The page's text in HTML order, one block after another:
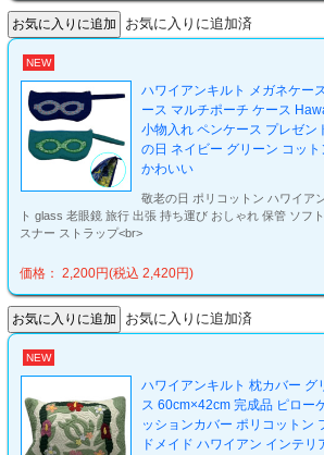
お気に入りに追加済
NEW
ハワイアンキルト メガネケー
ース マルチポーチ ケース
小物入れ ペンケース プレゼン
の日 ネイビー グリーン コッ
かわいい
敬老の日 ポリコットン ハワイア
ト glass 老眼鏡 旅行 出張 持ち運び おしゃれ 保管 ソフ
スナー ストラップ<br>
価格： 2,200円(税込 2,420円)
お気に入りに追加済
NEW
ハワイアンキルト 枕カバー グ
ス 60cm×42cm 完成品 ピロー
ッションカバー ポリコットン
ドメイド ハワイアン インテ